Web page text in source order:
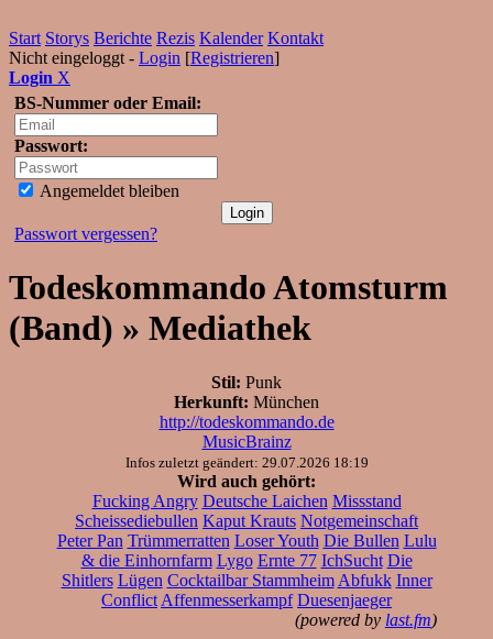
Start Storys Berichte Rezis Kalender Kontakt
Nicht eingeloggt - Login [Registrieren]
Login X
BS-Nummer oder Email:
Passwort:
Angemeldet bleiben
Passwort vergessen?
Todeskommando Atomsturm
(Band) » Mediathek
Stil: Punk
Herkunft: München
http://todeskommando.de
MusicBrainz
Infos zuletzt geändert: 29.07.2026 18:19
Wird auch gehört:
Fucking Angry Deutsche Laichen Missstand
Scheissediebullen Kaput Krauts Notgemeinschaft
Peter Pan Trümmerratten Loser Youth Die Bullen Lulu
& die Einhornfarm Lygo Ernte 77 IchSucht Die
Shitlers Lügen Cocktailbar Stammheim Abfukk Inner
Conflict Affenmesserkampf Duesenjaeger
(powered by last.fm)